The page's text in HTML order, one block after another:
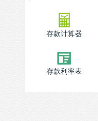
存款计算器
存款利率表